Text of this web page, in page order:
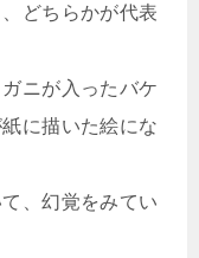
どちらかが代表
ニが入ったバケ
に描いた絵にな
、幻覚をみてい